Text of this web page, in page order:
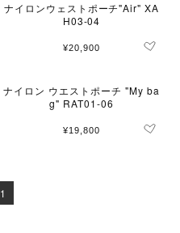
ナイロンウェストポーチ"Air" XA
H03-04
¥20,900
ナイロン ウエストポーチ "My ba
g" RAT01-06
¥19,800
1